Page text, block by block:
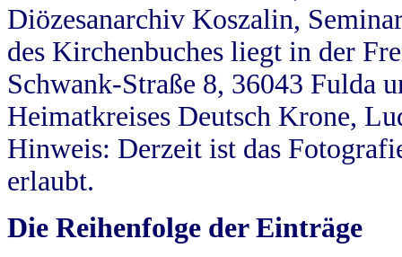
Diözesanarchiv Koszalin,
des Kirchenbuches liegt in der
Schwank-Straße 8, 36043 Fulda
Heimatkreises Deutsch Krone,
Hinweis: Derzeit ist das
erlaubt.
Die Reihenfolge der Einträge